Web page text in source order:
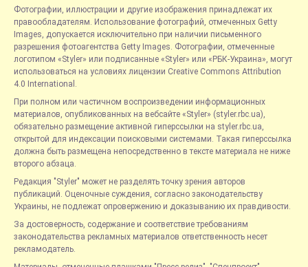
Фотографии, иллюстрации и другие изображения принадлежат их
правообладателям. Использование фотографий, отмеченных Getty
Images, допускается исключительно при наличии письменного
разрешения фотоагентства Getty Images. Фотографии, отмеченные
логотипом «Styler» или подписанные «Styler» или «РБК-Украина», могут
использоваться на условиях лицензии Creative Commons Attribution
4.0 International.
При полном или частичном воспроизведении информационных
материалов, опубликованных на вебсайте «Styler» (styler.rbc.ua),
обязательно размещение активной гиперссылки на styler.rbc.ua,
открытой для индексации поисковыми системами. Такая гиперссылка
должна быть размещена непосредственно в тексте материала не ниже
второго абзаца.
Редакция "Styler" может не разделять точку зрения авторов
публикаций. Оценочные суждения, согласно законодательству
Украины, не подлежат опровержению и доказыванию их правдивости.
За достоверность, содержание и соответствие требованиям
законодательства рекламных материалов ответственность несет
рекламодатель.